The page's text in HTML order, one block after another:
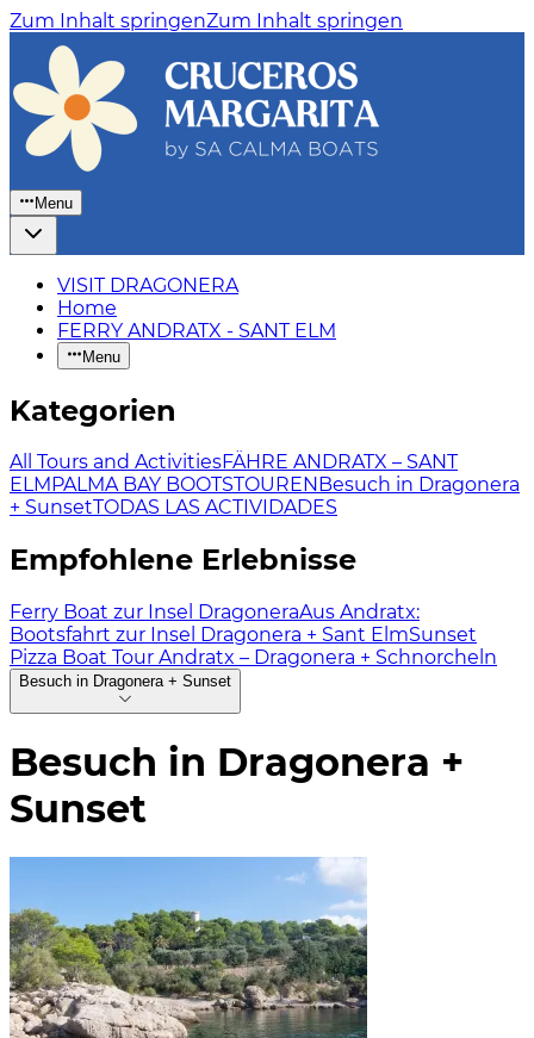
Zum Inhalt springenZum Inhalt springen
Menu
VISIT DRAGONERA
Home
FERRY ANDRATX - SANT ELM
Menu
Kategorien
All Tours and ActivitiesFÄHRE ANDRATX – SANT
ELM PALMA BAY BOOTSTOUREN Besuch in Dragonera
+ SunsetTODAS LAS ACTIVIDADES
Empfohlene Erlebnisse
Ferry Boat zur Insel DragoneraAus Andratx:
Bootsfahrt zur Insel Dragonera + Sant ElmSunset
Pizza Boat Tour Andratx – Dragonera + Schnorcheln
Besuch in Dragonera + Sunset
Besuch in Dragonera +
Sunset